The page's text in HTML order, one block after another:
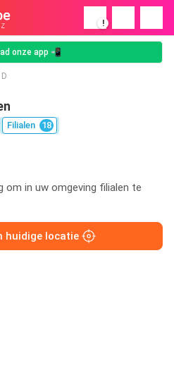
!
onze app 📲
D
Filialen 18
om in uw omgeving filialen te
huidige locatie